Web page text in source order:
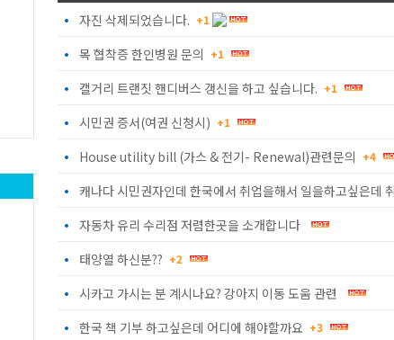
• 자진 삭제되었습니다. +1
• 목 협착증 한인병원 문의 +1
• 캘거리 트랜짓 핸디버스 갱신을 하고 싶습니다. +1
• 시민권 증서(여권 신청시) +1
• House utility bill (가스 & 전기- Renewal)관련문의 +4
•
• 자동차 유리 수리점 저렴한곳을 소개합니다
• 태양열 하신분?? +2
• 시카고 가시는 분 계시나요? 강아지 이동 도움 관련
• 한국 책 기부 하고싶은데 어디에 해야할까요 +3